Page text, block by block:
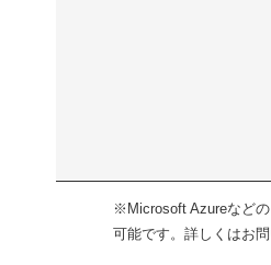
※Microsoft Azureなど
可能です。詳しくはお問